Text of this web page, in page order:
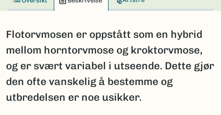
Flotorvmosen er oppstått som en hybrid
mellom horntorvmose og kroktorvmose,
og er svært variabel i utseende. Dette gjør
den ofte vanskelig å bestemme og
utbredelsen er noe usikker.